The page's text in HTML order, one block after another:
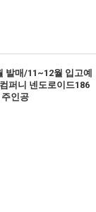
발매/11~12월 입고예
퍼니 넨도로이드186
인공